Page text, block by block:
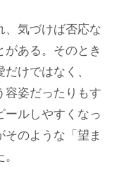
気づけば否応な
ある。そのとき
けではなく、
容姿だったりもす
ールしやすくなっ
のような「望ま